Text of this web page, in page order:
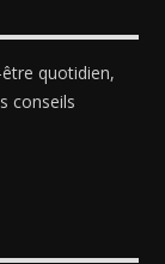
quotidien,
conseils